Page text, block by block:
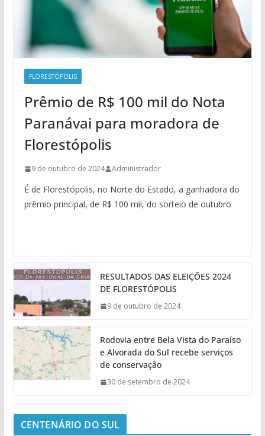
FLORESTÓPOLIS
Prêmio de R$ 100 mil do Nota
Paranávai para moradora de
Florestópolis
9 de outubro de 2024 Administrador
É de Florestópolis, no Norte do Estado, a ganhadora do
prêmio principal, de R$ 100 mil, do sorteio de outubro
RESULTADOS DAS ELEIÇÕES 2024
DE FLORESTÓPOLIS
9 de outubro de 2024
Rodovia entre Bela Vista do Paraíso
e Alvorada do Sul recebe serviços
de conservação
30 de setembro de 2024
CENTENÁRIO DO SUL